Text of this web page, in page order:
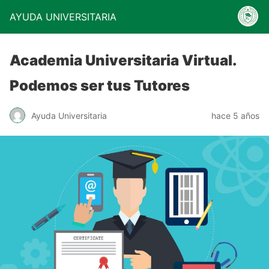
AYUDA UNIVERSITARIA
Academia Universitaria Virtual.
Podemos ser tus Tutores
Ayuda Universitaria hace 5 años